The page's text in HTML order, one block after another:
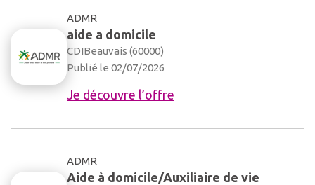
ADMR
aide a domicile
CDIBeauvais (60000)
Publié le 02/07/2026
Je découvre l’offre
ADMR
Aide à domicile/Auxiliaire de vie